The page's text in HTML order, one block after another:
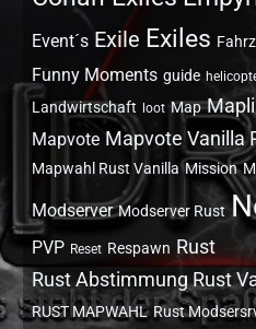
Event´s Exile Exiles
Funny Moments guide
Landwirtschaft loot Map
Mapvote Mapvote Vanilla
Mapwahl Rust Vanilla Mission
Modserver Modserver Rust
PVP Reset Respawn Rust
Rust Abstimmung Rust
RUST MAPWAHL Rust